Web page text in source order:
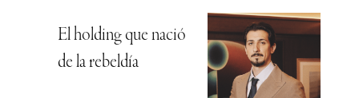
El holding que nació
de la rebeldía